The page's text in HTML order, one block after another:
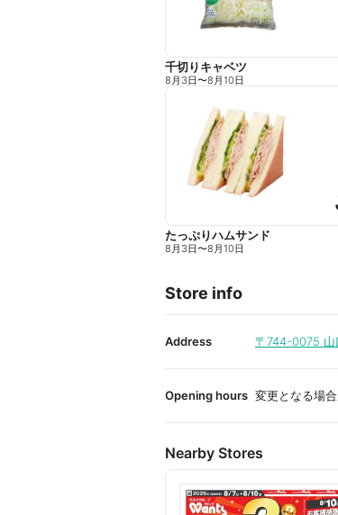
千切りキャベツ
8月3日〜8月10日
たっぷりハムサンド
8月3日〜8月10日
Store info
Address 〒744-0075
Opening hours 変更となる場
Nearby Stores